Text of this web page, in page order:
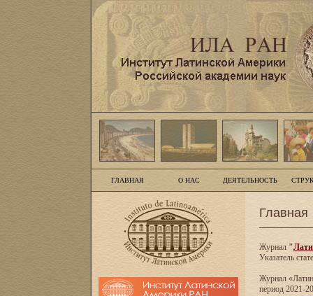
ГЛАВНАЯ О НАС ДЕЯТЕЛЬНОСТЬ
Главная
Журнал"
Указатель
Журнал
период 2021-